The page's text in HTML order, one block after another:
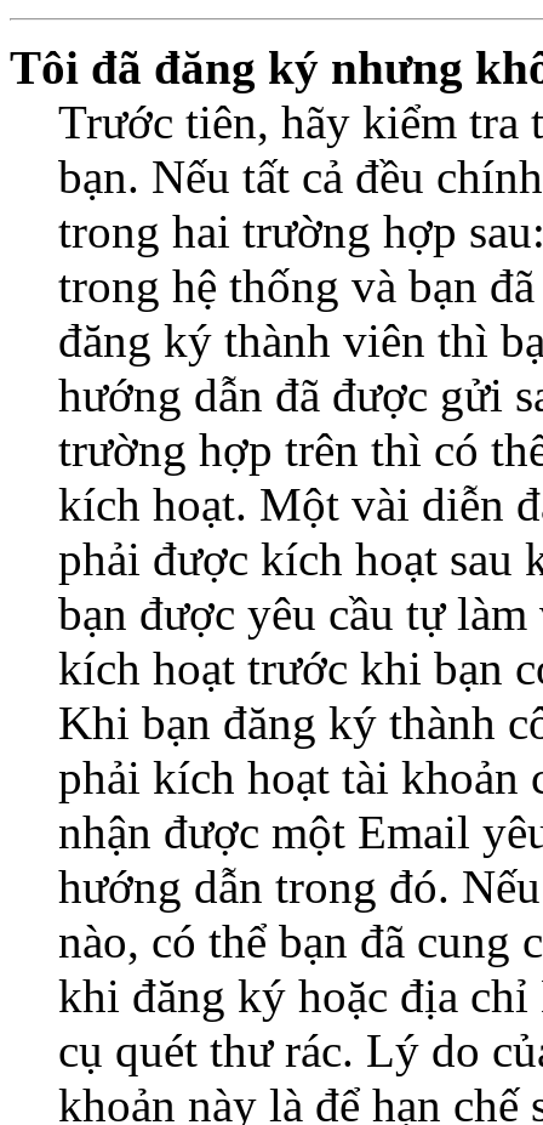
Tôi đã đăng ký nhưng
Trước tiên, hãy kiểm tra
bạn. Nếu tất cả đều
trong hai trường hợp
trong hệ thống và bạn
đăng ký thành viên thì
hướng dẫn đã được gửi
trường hợp trên thì có
kích hoạt. Một vài diễn
phải được kích hoạt sau
bạn được yêu cầu tự
kích hoạt trước khi bạn
Khi bạn đăng ký thành
phải kích hoạt tài khoản
nhận được một Email
hướng dẫn trong đó.
nào, có thể bạn đã cung
khi đăng ký hoặc địa
cụ quét thư rác. Lý do
khoản này là để hạn